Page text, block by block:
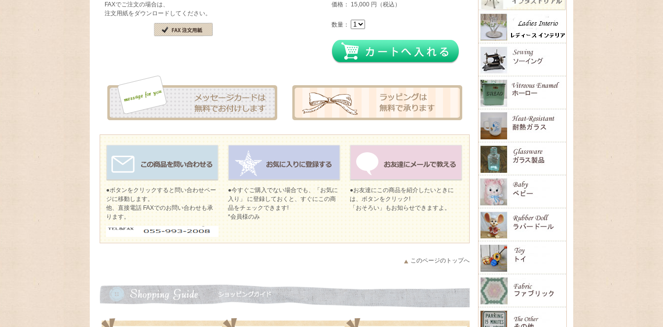
FAXでご注文の場合は、
注文用紙をダウンロードしてください。
価格： 15,000 円（税込）
数量：
●ボタンをクリックすると問い合わせペー
ジに移動します。
他、直接電話 FAXでのお問い合わせも承
ります。
●今すぐご購入でない場合でも、「お気に
入り」 に登録しておくと、すぐにこの商
品をチェックできます!
*会員様のみ
●お友達にこの商品を紹介したいときに
は、ボタンをクリック!
「おそろい」もお知らせできますよ。
このページのトップへ